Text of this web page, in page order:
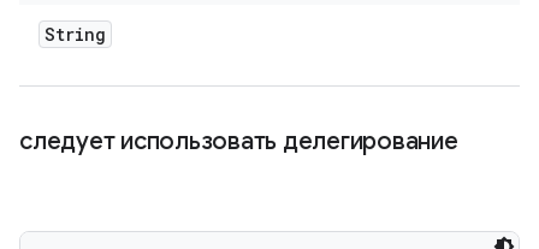
String
следует использовать делегирование